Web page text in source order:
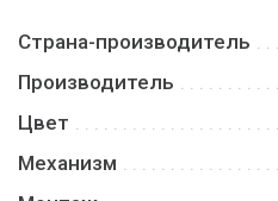
Страна-производитель
Производитель
Цвет
Механизм